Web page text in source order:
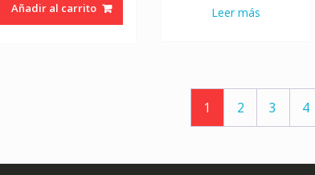
Añadir al carrito Leer más
1 2 3 4